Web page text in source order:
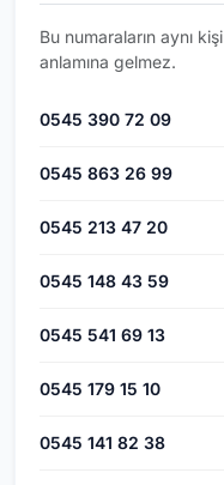
Bu numaraların aynı
anlamına gelmez.
0545 390 72 09
0545 863 26 99
0545 213 47 20
0545 148 43 59
0545 541 69 13
0545 179 15 10
0545 141 82 38